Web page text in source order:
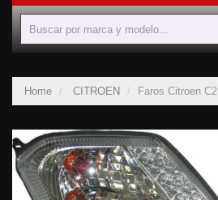
Home CITROEN Faros Citroen C2